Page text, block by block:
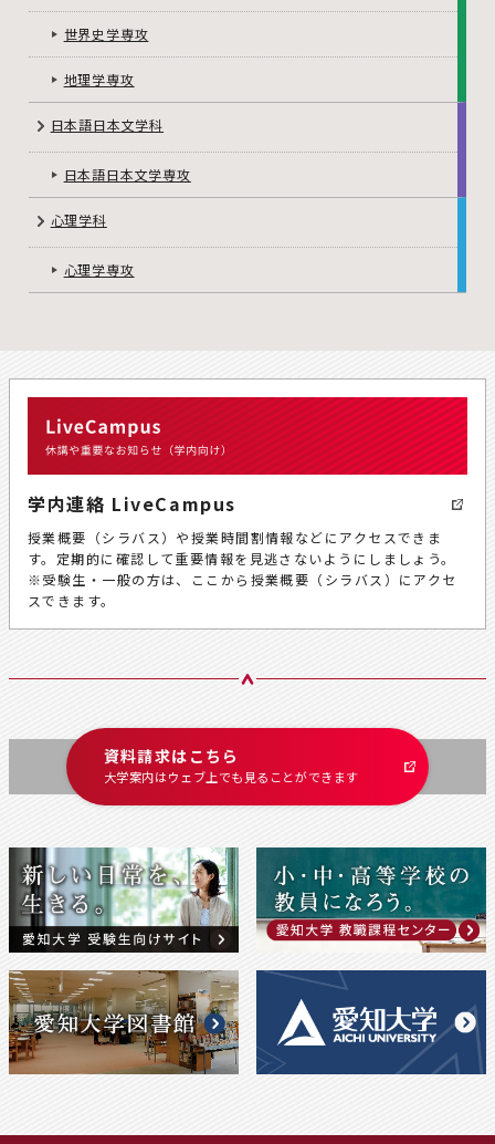
世界史学専攻
地理学専攻
日本語日本文学科
日本語日本文学専攻
心理学科
心理学専攻
学内連絡 LiveCampus
授業概要（シラバス）や授業時間割情報などにアクセスできま
す。定期的に確認して重要情報を見逃さないようにしましょう。
※受験生・一般の方は、ここから授業概要（シラバス）にアクセ
スできます。
資料請求はこちら
大学案内はウェブ上でも 見ることができます